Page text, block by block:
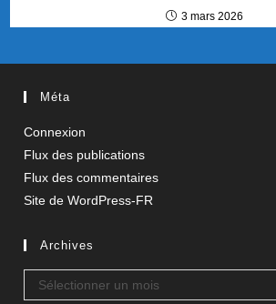
3 mars 2026
Méta
Connexion
Flux des publications
Flux des commentaires
Site de WordPress-FR
Archives
Sélectionner un mois